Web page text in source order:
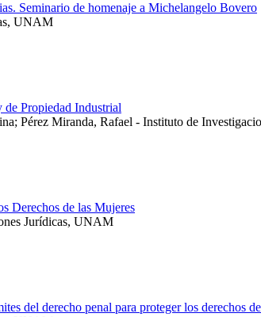
Seminario de homenaje a Michelangelo Bovero
UNAM
de Propiedad Industrial
Pérez Miranda, Rafael - Instituto de
Derechos de las Mujeres
Jurídicas, UNAM
del derecho penal para proteger los derechos